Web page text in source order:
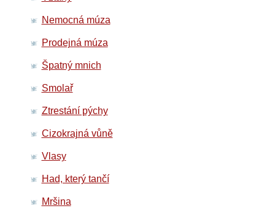
Nemocná múza
Prodejná múza
Špatný mnich
Smolař
Ztrestání pýchy
Cizokrajná vůně
Vlasy
Had, který tančí
Mršina